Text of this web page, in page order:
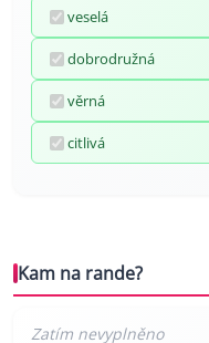
veselá
dobrodružná
věrná
citlivá
Kam na rande?